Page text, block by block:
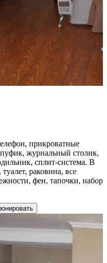
прикроватные
журнальный столик,
сплит-система. В
раковина, все
фен, тапочки, набор